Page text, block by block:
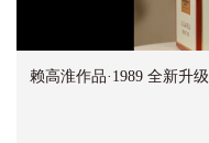
赖高淮作品·1989 全新升级